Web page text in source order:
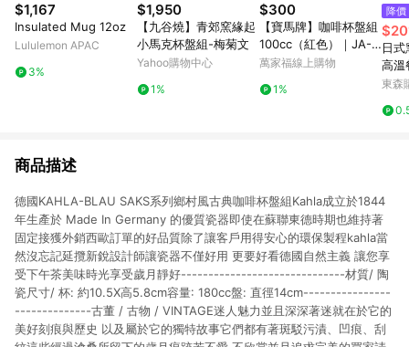
$1,167
Insulated Mug 12oz
Lululemon APAC
3%
$1,950
【九谷燒】青郊窯緣起
小馬克杯盤組-梅菊文
Yahoo購物中心
1%
$300
【寶馬牌】咖啡杯盤組
100cc（紅色）｜JA-C
100-SET-R
萬家福線上購物
1%
降價
日
高溫
杯宿
東森
商品描述
德國KAHLA-BLAU SAKS系列鄉村風古典咖啡杯盤組Kahla成立於1844
年生產於 Made In Germany 的優質瓷器即使在蘇聯東德時期也維持著
固定接獲外銷西歐訂單的好品質除了讓客戶用得安心的環保製程kahla當
然沒忘記延攬新銳設計師讓瓷器不僅好用 更要好看德國自然主義 讓您享
受下午茶美味時光享受歲月靜好------------------------------材質/ 陶
瓷尺寸/ 杯: 約10.5X高5.8cm容量: 180cc盤: 直徑14cm----------------
--------------古董 / 古物 / VINTAGE迷人魅力並且深深著迷就在於它的
美好刻痕與歷史 以及屬於它的獨特故事它們都有著斑駁污漬、凹痕、刮